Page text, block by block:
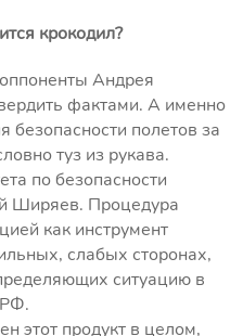
крокодил?
Андрея
фактами. А именно
безопасности полетов за
туз из рукава.
по безопасности
Ширяев. Процедура
как инструмент
слабых сторонах,
ситуацию в
этот продукт в целом,